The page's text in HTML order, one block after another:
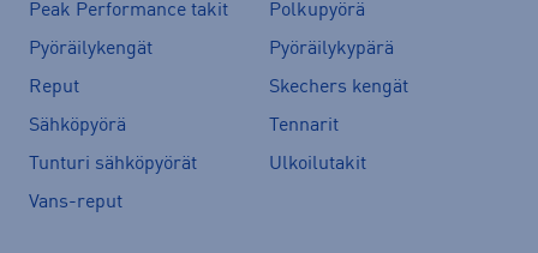
Peak Performance takit
Polkupyörä
Pyöräilykengät
Pyöräilykypärä
Reput
Skechers kengät
Sähköpyörä
Tennarit
Tunturi sähköpyörät
Ulkoilutakit
Vans-reput